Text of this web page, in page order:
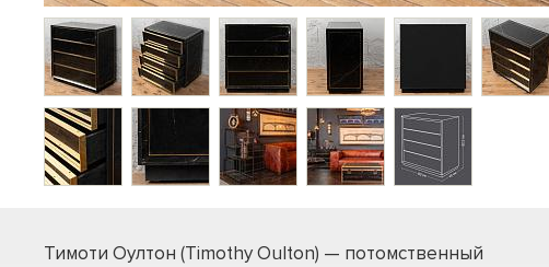
Тимоти Оултон (Timothy Oulton) — потомственный